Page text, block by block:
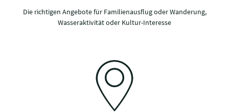
Die richtigen Angebote für Familienausflug oder Wanderung,
Wasseraktivität oder Kultur-Interesse